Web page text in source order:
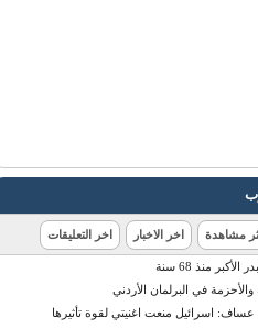
مشاهدة اخر الاخبار اخر التعليقات
منذ 68 سنة
في البرلمان الأردني
اسرائيل منعت اغنيتي لقوة تأثيرها